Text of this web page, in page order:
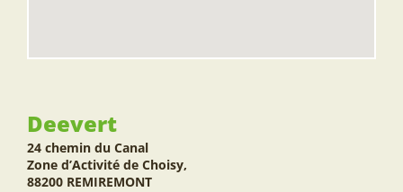
Deevert
24 chemin du Canal
Zone d’Activité de Choisy,
88200 REMIREMONT